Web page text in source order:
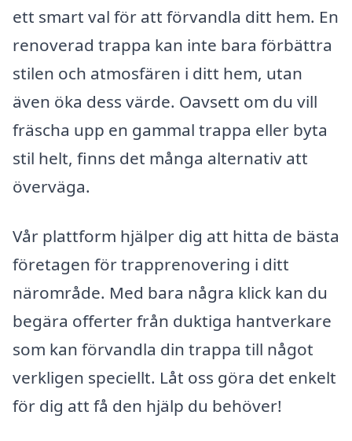
ett smart val för att förvandla ditt hem. En
renoverad trappa kan inte bara förbättra
stilen och atmosfären i ditt hem, utan
även öka dess värde. Oavsett om du vill
fräscha upp en gammal trappa eller byta
stil helt, finns det många alternativ att
överväga.
Vår plattform hjälper dig att hitta de bästa
företagen för trapprenovering i ditt
närområde. Med bara några klick kan du
begära offerter från duktiga hantverkare
som kan förvandla din trappa till något
verkligen speciellt. Låt oss göra det enkelt
för dig att få den hjälp du behöver!